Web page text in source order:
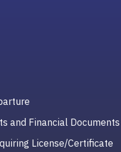
and Financial Documents
License/Certificate